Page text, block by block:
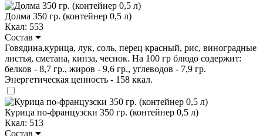
Долма 350 гр. (контейнер 0,5 л)
Ккал: 553
Состав
Говядина,курица, лук, соль, перец красный, рис, виноградные
листья, сметана, кинза, чеснок. На 100 гр блюдо содержит:
белков - 8,7 гр., жиров - 9,6 гр., углеводов - 7,9 гр.
Энергетическая ценность - 158 ккал.
Курица по-французски 350 гр. (контейнер 0,5 л)
Ккал: 513
Состав